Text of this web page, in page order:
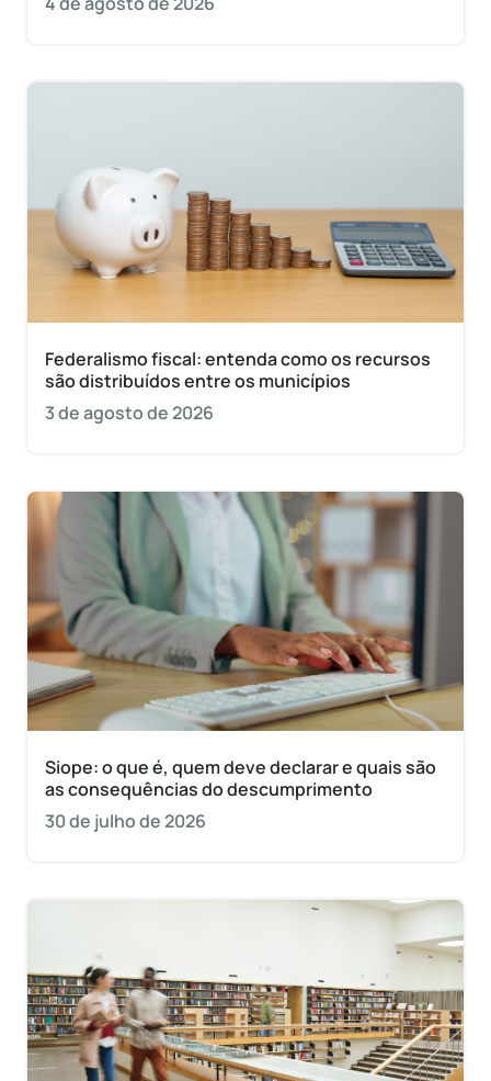
Federalismo fiscal: entenda como os recursos
são distribuídos entre os municípios
3 de agosto de 2026
Siope: o que é, quem deve declarar e quais são
as consequências do descumprimento
30 de julho de 2026